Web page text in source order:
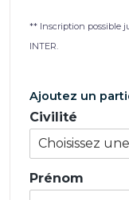
** Inscription possible
INTER.
Ajoutez un
Civilité
Prénom